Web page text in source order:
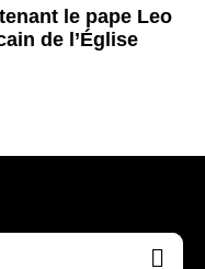
le pape Leo
de l’Église